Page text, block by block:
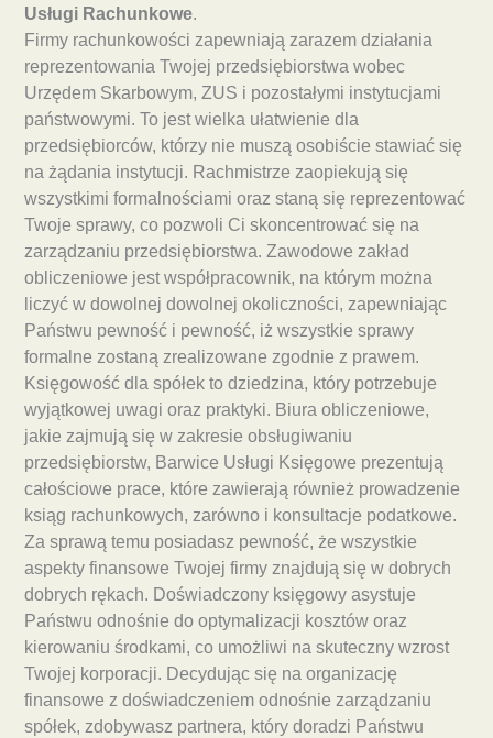
Usługi Rachunkowe.
Firmy rachunkowości zapewniają zarazem działania
reprezentowania Twojej przedsiębiorstwa wobec
Urzędem Skarbowym, ZUS i pozostałymi instytucjami
państwowymi. To jest wielka ułatwienie dla
przedsiębiorców, którzy nie muszą osobiście stawiać się
na żądania instytucji. Rachmistrze zaopiekują się
wszystkimi formalnościami oraz staną się reprezentować
Twoje sprawy, co pozwoli Ci skoncentrować się na
zarządzaniu przedsiębiorstwa. Zawodowe zakład
obliczeniowe jest współpracownik, na którym można
liczyć w dowolnej dowolnej okoliczności, zapewniając
Państwu pewność i pewność, iż wszystkie sprawy
formalne zostaną zrealizowane zgodnie z prawem.
Księgowość dla spółek to dziedzina, który potrzebuje
wyjątkowej uwagi oraz praktyki. Biura obliczeniowe,
jakie zajmują się w zakresie obsługiwaniu
przedsiębiorstw, Barwice Usługi Księgowe prezentują
całościowe prace, które zawierają również prowadzenie
ksiąg rachunkowych, zarówno i konsultacje podatkowe.
Za sprawą temu posiadasz pewność, że wszystkie
aspekty finansowe Twojej firmy znajdują się w dobrych
dobrych rękach. Doświadczony księgowy asystuje
Państwu odnośnie do optymalizacji kosztów oraz
kierowaniu środkami, co umożliwi na skuteczny wzrost
Twojej korporacji. Decydując się na organizację
finansowe z doświadczeniem odnośnie zarządzaniu
spółek, zdobywasz partnera, który doradzi Państwu